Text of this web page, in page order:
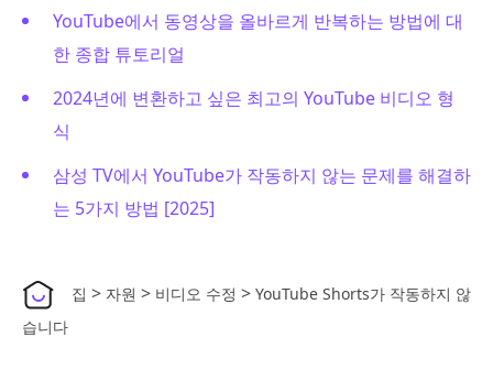
YouTube에서 동영상을 올바르게 반복하는 방법에 대
한 종합 튜토리얼
2024년에 변환하고 싶은 최고의 YouTube 비디오 형
식
삼성 TV에서 YouTube가 작동하지 않는 문제를 해결하
는 5가지 방법 [2025]
집 > 자원 > 비디오 수정 > YouTube Shorts가 작동하지 않
습니다